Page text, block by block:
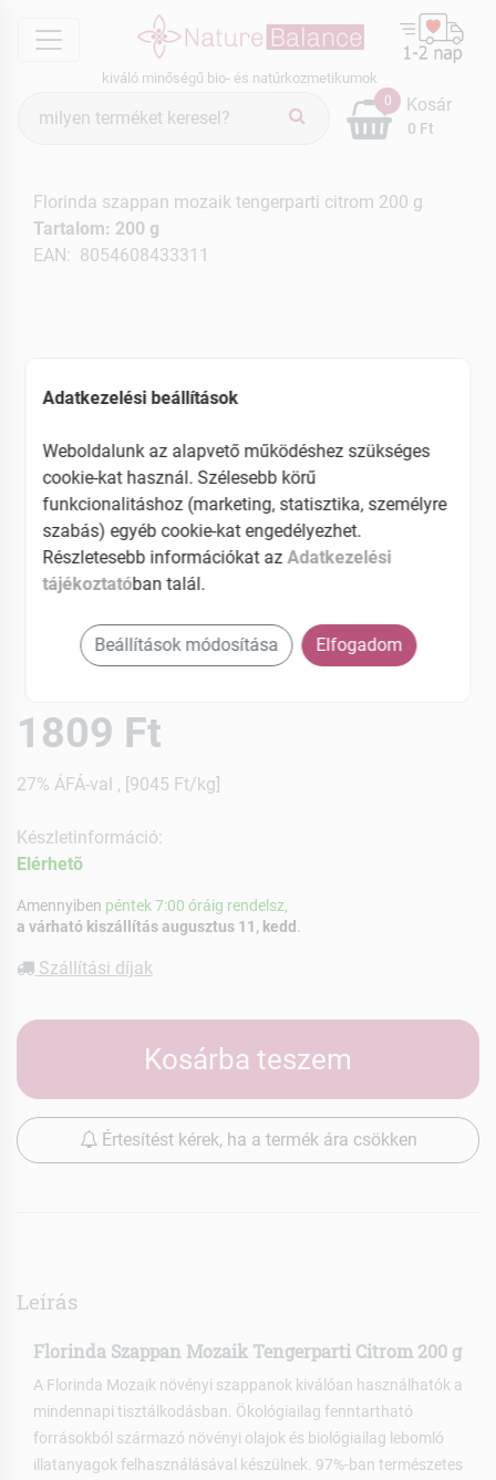
menu
kiváló minőségű bio- és natúrkozmetikumok
keresés
0
0 Ft
Kosár
Florinda szappan mozaik tengerparti citrom 200 g
Tartalom: 200 g
EAN: 8054608433311
1809 Ft
27% ÁFÁ-val , [9045 Ft/kg]
Készletinformáció:
Elérhetõ
Amennyiben péntek 7:00 óráig rendelsz,
a várható kiszállítás augusztus 11, kedd
Szállítási díjak
Kosárba teszem
Értesítést kérek, ha a termék ára csökken
Leírás
Florinda Szappan Mozaik Tengerparti Citrom 200 g
A Florinda Mozaik növényi szappanok kiválóan használhatók a
mindennapi tisztálkodásban. Ökológiailag fenntartható
forrásokból származó növényi olajok és biológiailag lebomló
illatanyagok felhasználásával készülnek. 97%-ban természetes
Adatkezelési beállítások
Weboldalunk az alapvető működéshez szükséges
cookie-kat használ. Szélesebb körű
funkcionalitáshoz (marketing, statisztika, személyre
szabás) egyéb cookie-kat engedélyezhet.
Részletesebb információkat azAdatkezelési
tájékoztatóban talál.
Beállítások módosítása Elfogadom